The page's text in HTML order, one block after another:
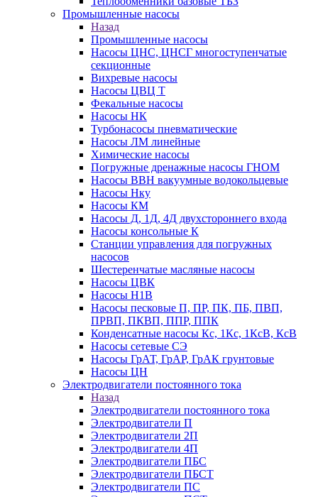
Промышленные насосы
Назад
Промышленные насосы
Насосы ЦНС, ЦНСГ многоступенчатые
секционные
Вихревые насосы
Насосы ЦВЦ Т
Фекальные насосы
Насосы НК
Турбонасосы пневматические
Насосы ЛМ линейные
Химические насосы
Погружные дренажные насосы ГНОМ
Насосы ВВН вакуумные водокольцевые
Насосы Нку
Насосы КМ
Насосы Д, 1Д, 4Д двухстороннего входа
Насосы консольные К
Станции управления для погружных
насосов
Шестеренчатые масляные насосы
Насосы ЦВК
Насосы Н1В
Насосы песковые П, ПР, ПК, ПБ, ПВП,
ПРВП, ПКВП, ППР, ППК
Конденсатные насосы Кс, 1Кс, 1КсВ, КсВ
Насосы сетевые СЭ
Насосы ГрАТ, ГрАР, ГрАК грунтовые
Насосы ЦН
Электродвигатели постоянного тока
Назад
Электродвигатели постоянного тока
Электродвигатели П
Электродвигатели 2П
Электродвигатели 4П
Электродвигатели ПБС
Электродвигатели ПБСТ
Электродвигатели ПС